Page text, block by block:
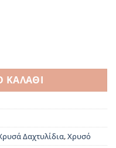
bond" με lab grown
ΚΑΛΆΘΙ
Δαχτυλίδια,Χρυσό